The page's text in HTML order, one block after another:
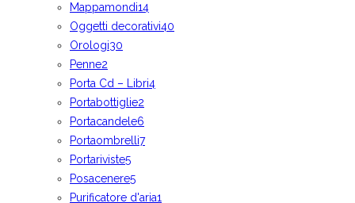
Mappamondi14
Oggetti decorativi40
Orologi30
Penne2
Porta Cd – Libri4
Portabottiglie2
Portacandele6
Portaombrelli7
Portariviste5
Posacenere5
Purificatore d'aria1